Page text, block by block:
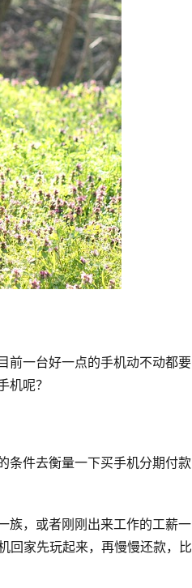
一台好一点的手机动不动都要
机呢？
件去衡量一下买手机分期付款
，或者刚刚出来工作的工薪一
回家先玩起来，再慢慢还款，比